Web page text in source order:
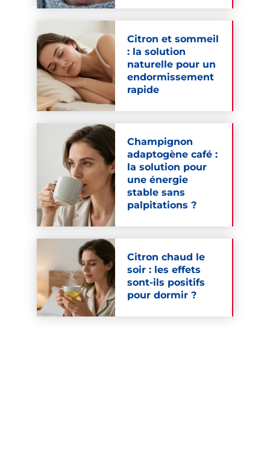
Citron et sommeil
: la solution
naturelle pour un
endormissement
rapide
Champignon
adaptogène café :
la solution pour
une énergie
stable sans
palpitations ?
Citron chaud le
soir : les effets
sont-ils positifs
pour dormir ?